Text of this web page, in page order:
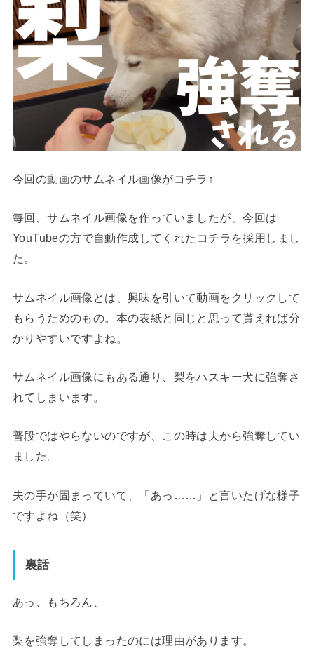
今回の動画のサムネイル画像がコチラ↑
毎回、サムネイル画像を作っていましたが、今回は
YouTubeの方で自動作成してくれたコチラを採用しまし
た。
サムネイル画像とは、興味を引いて動画をクリックして
もらうためのもの。本の表紙と同じと思って貰えれば分
かりやすいですよね。
サムネイル画像にもある通り、梨をハスキー犬に強奪さ
れてしまいます。
普段ではやらないのですが、この時は夫から強奪してい
ました。
夫の手が固まっていて、「あっ……」と言いたげな様子
ですよね（笑）
裏話
あっ、もちろん、
梨を強奪してしまったのには理由があります。